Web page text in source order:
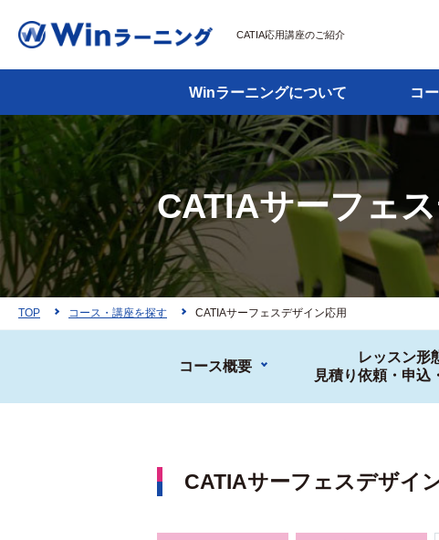
CATIA応用講座のご紹介
Winラーニングについて コ
CATIAサーフェ
TOP コース・講座を探す CATIAサーフェスデザイン応用
コース概要
レッスン形
見積り依頼・申込
CATIAサーフェスデザイ